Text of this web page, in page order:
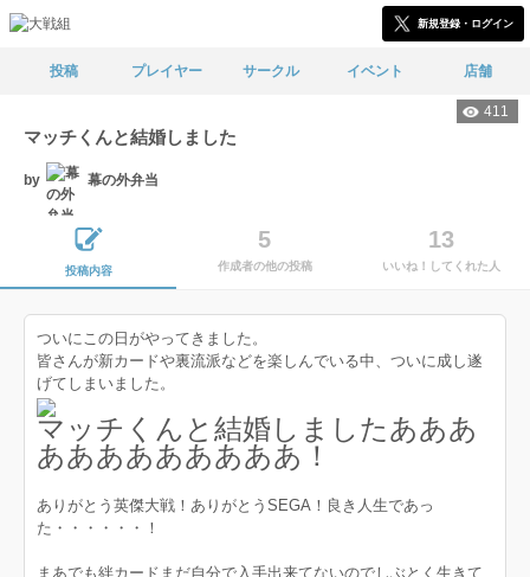
新規登録・ログイン
投稿 プレイヤー サークル イベント 店舗
411
マッチくんと結婚しました
by 幕の外弁当
投稿内容
5
作成者の他の投稿
13
いいね！してくれた人
ついにこの日がやってきました。
皆さんが新カードや裏流派などを楽しんでいる中、ついに成し遂
げてしまいました。
マッチくんと結婚しましたあああ
あああああああああ！
ありがとう英傑大戦！ありがとうSEGA！良き人生であっ
た・・・・・・！
まあでも絆カードまだ自分で入手出来てないのでしぶとく生きて